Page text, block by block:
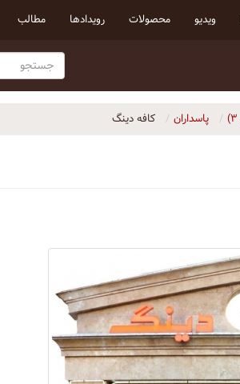
ویدیو محصولات رویداد‌ها مطالب
پاسداران کافه دینگ